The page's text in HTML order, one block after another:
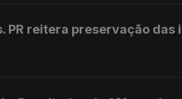
PR reitera preservação